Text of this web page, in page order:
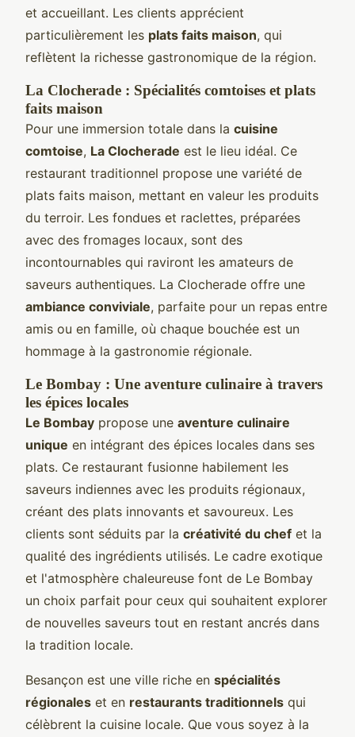
et accueillant. Les clients apprécient
particulièrement les plats faits maison, qui
reflètent la richesse gastronomique de la région.
La Clocherade : Spécialités comtoises et plats
faits maison
Pour une immersion totale dans la cuisine
comtoise, La Clocherade est le lieu idéal. Ce
restaurant traditionnel propose une variété de
plats faits maison, mettant en valeur les produits
du terroir. Les fondues et raclettes, préparées
avec des fromages locaux, sont des
incontournables qui raviront les amateurs de
saveurs authentiques. La Clocherade offre une
ambiance conviviale, parfaite pour un repas entre
amis ou en famille, où chaque bouchée est un
hommage à la gastronomie régionale.
Le Bombay : Une aventure culinaire à travers
les épices locales
Le Bombay propose une aventure culinaire
unique en intégrant des épices locales dans ses
plats. Ce restaurant fusionne habilement les
saveurs indiennes avec les produits régionaux,
créant des plats innovants et savoureux. Les
clients sont séduits par la créativité du chef et la
qualité des ingrédients utilisés. Le cadre exotique
et l'atmosphère chaleureuse font de Le Bombay
un choix parfait pour ceux qui souhaitent explorer
de nouvelles saveurs tout en restant ancrés dans
la tradition locale.
Besançon est une ville riche en spécialités
régionales et en restaurants traditionnels qui
célèbrent la cuisine locale. Que vous soyez à la